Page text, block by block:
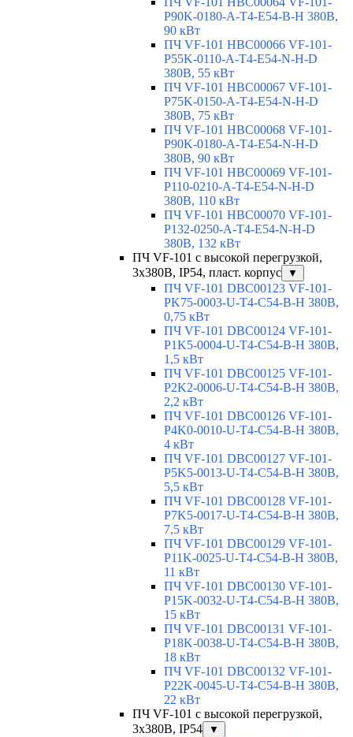
P90K-0180-A-T4-E54-B-H 380В,
90 кВт
ПЧ VF-101 HBC00066 VF-101-
P55K-0110-A-T4-E54-N-H-D
380В, 55 кВт
ПЧ VF-101 HBC00067 VF-101-
P75K-0150-A-T4-E54-N-H-D
380В, 75 кВт
ПЧ VF-101 HBC00068 VF-101-
P90K-0180-A-T4-E54-N-H-D
380В, 90 кВт
ПЧ VF-101 HBC00069 VF-101-
P110-0210-A-T4-E54-N-H-D
380В, 110 кВт
ПЧ VF-101 HBC00070 VF-101-
P132-0250-A-T4-E54-N-H-D
380В, 132 кВт
ПЧ VF-101 с высокой перегрузкой,
3х380В, IP54, пласт. корпус
▼
ПЧ VF-101 DBC00123 VF-101-
PK75-0003-U-T4-C54-B-H 380В,
0,75 кВт
ПЧ VF-101 DBC00124 VF-101-
P1K5-0004-U-T4-C54-B-H 380В,
1,5 кВт
ПЧ VF-101 DBC00125 VF-101-
P2K2-0006-U-T4-C54-B-H 380В,
2,2 кВт
ПЧ VF-101 DBC00126 VF-101-
P4K0-0010-U-T4-C54-B-H 380В,
4 кВт
ПЧ VF-101 DBC00127 VF-101-
P5K5-0013-U-T4-C54-B-H 380В,
5,5 кВт
ПЧ VF-101 DBC00128 VF-101-
P7K5-0017-U-T4-C54-B-H 380В,
7,5 кВт
ПЧ VF-101 DBC00129 VF-101-
P11K-0025-U-T4-C54-B-H 380В,
11 кВт
ПЧ VF-101 DBC00130 VF-101-
P15K-0032-U-T4-C54-B-H 380В,
15 кВт
ПЧ VF-101 DBC00131 VF-101-
P18K-0038-U-T4-C54-B-H 380В,
18 кВт
ПЧ VF-101 DBC00132 VF-101-
P22K-0045-U-T4-C54-B-H 380В,
22 кВт
ПЧ VF-101 с высокой перегрузкой,
3х380В, IP54
▼